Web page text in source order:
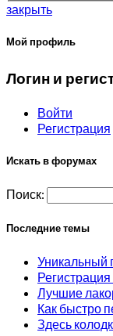
закрыть
Мой профиль
Логин и
Войти
Регистрация
Искать в форумах
Поиск:
Последние темы
Уникальный
Лучшие
Как быстро
Здесь